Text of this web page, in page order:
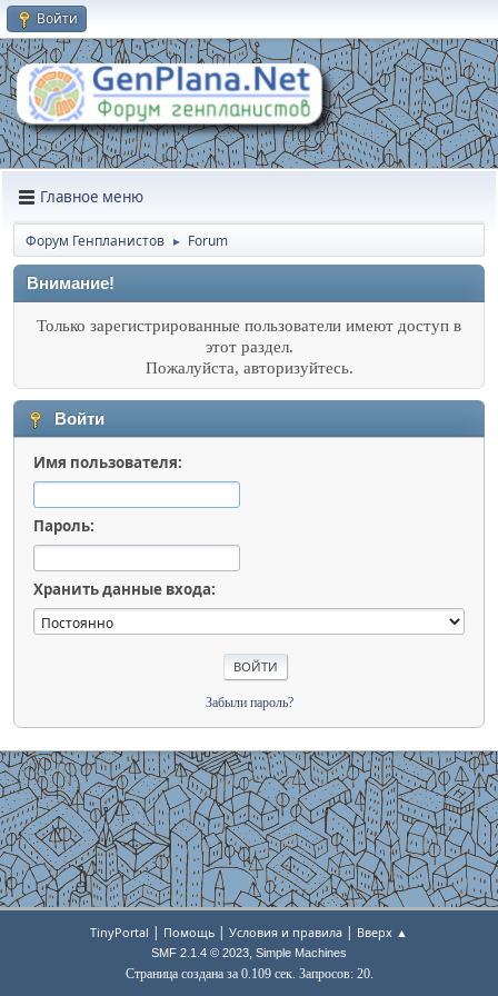
Войти
Главное меню
Форум Генпланистов ► Forum
Внимание!
Только зарегистрированные пользователи имеют доступ в
этот раздел.
Пожалуйста, авторизуйтесь.
Войти
Имя пользователя:
Пароль:
Хранить данные входа:
Забыли пароль?
TinyPortal | Помощь | Условия и правила | Вверх ▲
SMF 2.1.4 © 2023, Simple Machines
Страница создана за 0.109 сек. Запросов: 20.